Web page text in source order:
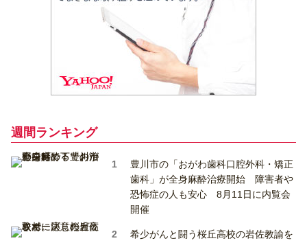
週間ランキング
豊川市の「おがわ歯科口腔外科・矯正
歯科」が全身麻酔治療開始 障害者や
恐怖症の人も安心 8月11日に内覧会
開催
希少がんと闘う桜丘高校の岩佐教諭を